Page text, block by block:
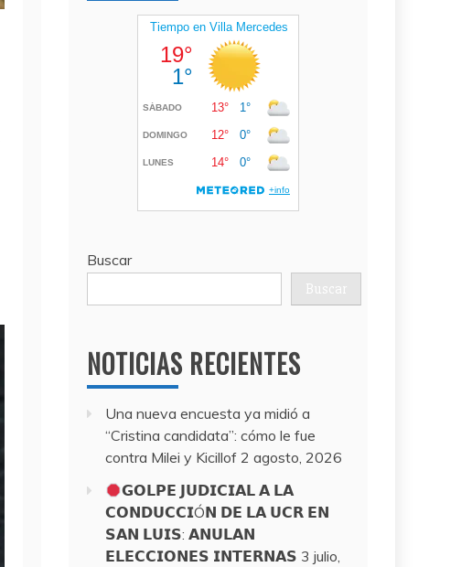
Buscar
Buscar
NOTICIAS RECIENTES
Una nueva encuesta ya midió a
“Cristina candidata”: cómo le fue
contra Milei y Kicillof 2 agosto, 2026
𝗚𝗢𝗟𝗣𝗘 𝗝𝗨𝗗𝗜𝗖𝗜𝗔𝗟 𝗔 𝗟𝗔
𝗖𝗢𝗡𝗗𝗨𝗖𝗖𝗜Ó𝗡 𝗗𝗘 𝗟𝗔 𝗨𝗖𝗥 𝗘𝗡
𝗦𝗔𝗡 𝗟𝗨𝗜𝗦: 𝗔𝗡𝗨𝗟𝗔𝗡
𝗘𝗟𝗘𝗖𝗖𝗜𝗢𝗡𝗘𝗦 𝗜𝗡𝗧𝗘𝗥𝗡𝗔𝗦 3 julio,